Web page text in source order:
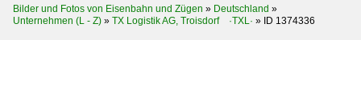
Bilder und Fotos von Eisenbahn und Zügen » Deutschland »
Unternehmen (L - Z) » TX Logistik AG, Troisdorf ·TXL· » ID 1374336